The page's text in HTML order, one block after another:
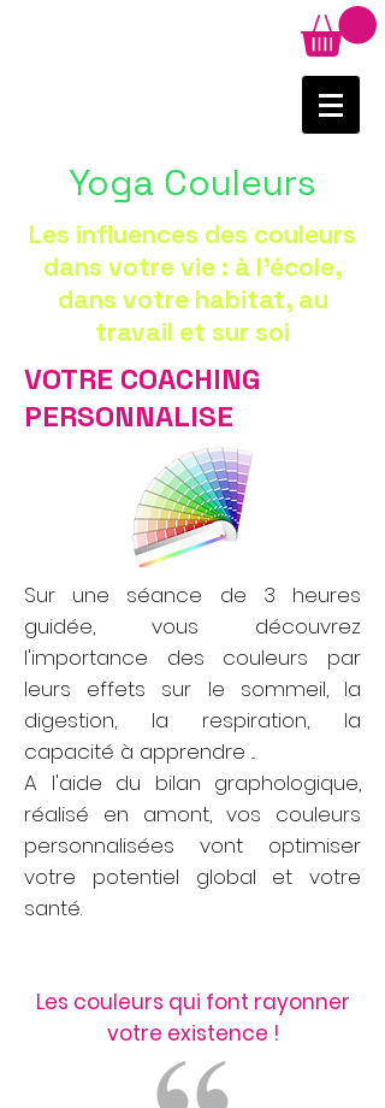
Yoga Couleurs
Les influences des couleurs
dans votre vie : à l'école,
dans votre habitat, au
travail et sur soi
VOTRE COACHING
PERSONNALISE
Sur une séance de 3 heures
guidée, vous découvrez
l'importance des couleurs par
leurs effets sur le sommeil, la
digestion, la respiration, la
capacité à apprendre ...
A l'aide du bilan graphologique,
réalisé en amont, vos couleurs
personnalisées vont optimiser
votre potentiel global et votre
santé.
Les couleurs qui font rayonner
votre existence !